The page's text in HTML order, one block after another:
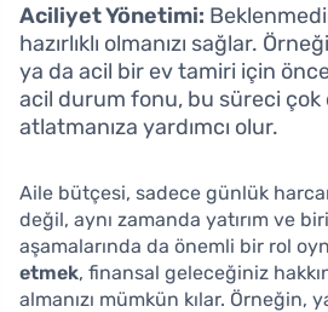
Aciliyet Yönetimi:
hazırlıklı olmanızı sağlar.
ya da acil bir ev tamiri için
acil durum fonu, bu süreci çok
atlatmanıza yardımcı olur.
Aile bütçesi, sadece günlük
değil, aynı zamanda yatırım ve
aşamalarında da önemli bir rol
etmek, finansal geleceğiniz
almanızı mümkün kılar. Örneğin,